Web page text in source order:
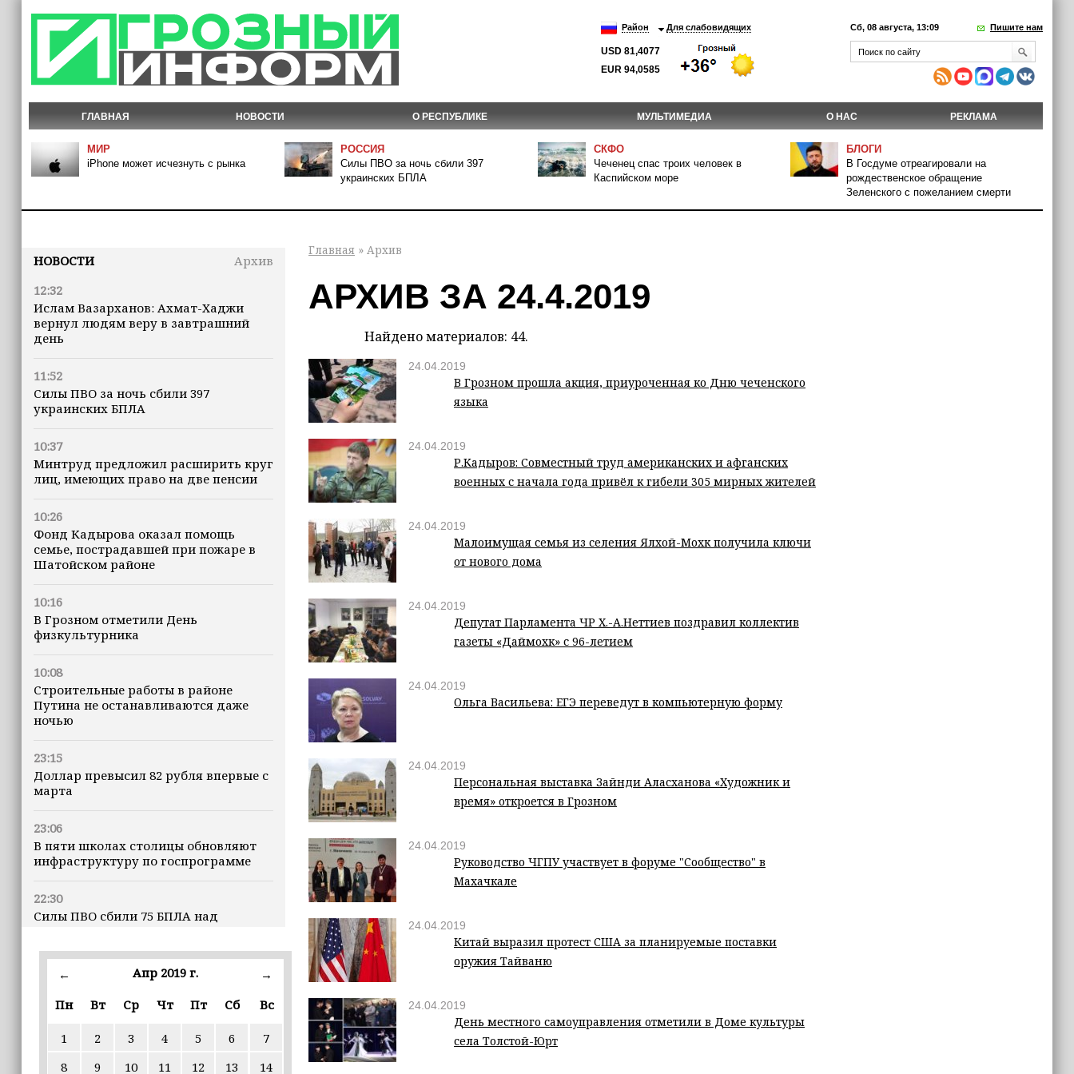
Район Для слабовидящих
USD 81,4077
EUR 94,0585
Сб, 08 августа, 13:09 Пишите нам
ГЛАВНАЯ НОВОСТИ О РЕСПУБЛИКЕ МУЛЬТИМЕДИА О НАС РЕКЛАМА
МИР
iPhone может исчезнуть с рынка
РОССИЯ
Силы ПВО за ночь сбили 397
украинских БПЛА
СКФО
Чеченец спас троих человек в
Каспийском море
БЛОГИ
В Госдуме отреагировали на
рождественское обращение
Зеленского с пожеланием смерти
НОВОСТИ
Архив
12:32
Ислам Вазарханов: Ахмат-Хаджи
вернул людям веру в завтрашний
день
11:52
Силы ПВО за ночь сбили 397
украинских БПЛА
10:37
Минтруд предложил расширить круг
лиц, имеющих право на две пенсии
10:26
Фонд Кадырова оказал помощь
семье, пострадавшей при пожаре в
Шатойском районе
10:16
В Грозном отметили День
физкультурника
10:08
Строительные работы в районе
Путина не останавливаются даже
ночью
23:15
Доллар превысил 82 рубля впервые с
марта
23:06
В пяти школах столицы обновляют
инфраструктуру по госпрограмме
22:30
Силы ПВО сбили 75 БПЛА над
iPhone может исчезнуть с рынка
19:37
← Апр 2019 г.
→
Пн
Вт Ср Чт Пт Сб Вс
1 2 3 4 5 6
7
8
9 10 11 12 13 14
Главная » Архив
АРХИВ ЗА 24.4.2019
Найдено материалов: 44.
24.04.2019
В Грозном прошла акция, приуроченная ко Дню чеченского
языка
24.04.2019
Р.Кадыров: Совместный труд американских и афганских
военных с начала года привёл к гибели 305 мирных жителей
24.04.2019
Малоимущая семья из селения Ялхой-Мохк получила ключи
от нового дома
24.04.2019
Депутат Парламента ЧР Х.-А.Неттиев поздравил коллектив
газеты «Даймохк» с 96-летием
24.04.2019
Ольга Васильева: ЕГЭ переведут в компьютерную форму
24.04.2019
Персональная выставка Зайнди Аласханова «Художник и
время» откроется в Грозном
24.04.2019
Руководство ЧГПУ участвует в форуме "Сообщество" в
Махачкале
24.04.2019
Китай выразил протест США за планируемые поставки
оружия Тайваню
24.04.2019
День местного самоуправления отметили в Доме культуры
села Толстой-Юрт